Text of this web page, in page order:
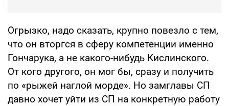
Огрызко, надо сказать, крупно повезло с тем,
что он вторгся в сферу компетенции именно
Гончарука, а не какого-нибудь Кислинского.
От кого другого, он мог бы, сразу и получить
по «рыжей наглой морде». Но замглавы СП
давно хочет уйти из СП на конкретную работу